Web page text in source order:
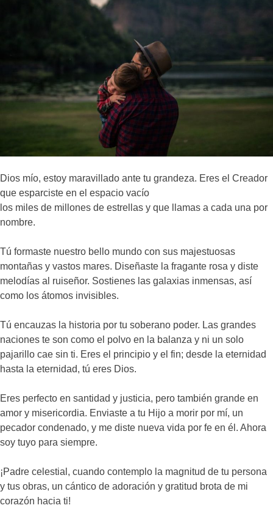
Dios mío, estoy maravillado ante tu grandeza. Eres el Creador
que esparciste en el espacio vacío
los miles de millones de estrellas y que llamas a cada una por
nombre.
Tú formaste nuestro bello mundo con sus majestuosas
montañas y vastos mares. Diseñaste la fragante rosa y diste
melodías al ruiseñor. Sostienes las galaxias inmensas, así
como los átomos invisibles.
Tú encauzas la historia por tu soberano poder. Las grandes
naciones te son como el polvo en la balanza y ni un solo
pajarillo cae sin ti. Eres el principio y el fin; desde la eternidad
hasta la eternidad, tú eres Dios.
Eres perfecto en santidad y justicia, pero también grande en
amor y misericordia. Enviaste a tu Hijo a morir por mí, un
pecador condenado, y me diste nueva vida por fe en él. Ahora
soy tuyo para siempre.
¡Padre celestial, cuando contemplo la magnitud de tu persona
y tus obras, un cántico de adoración y gratitud brota de mi
corazón hacia ti!